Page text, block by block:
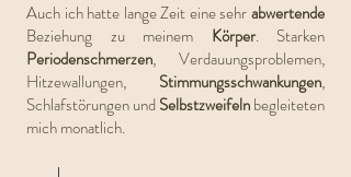
Auch ich hatte lange Zeit eine sehrabwertende
Beziehung zu meinem Körper. Starken
Periodenschmerzen, Verdauungsproblemen,
Hitzewallungen, Stimmungsschwankungen,
Schlafstörungen undSelbstzweifelnbegleiteten
mich monatlich.